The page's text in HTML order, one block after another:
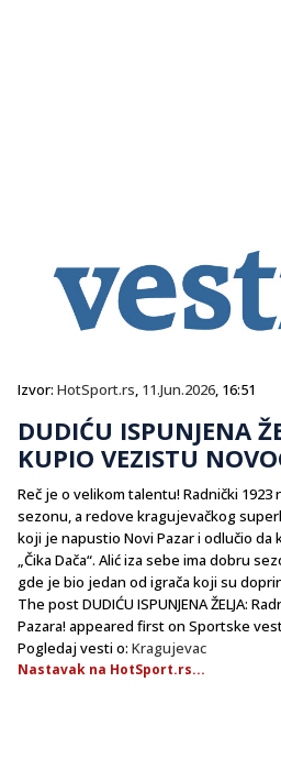
Izvor: HotSport.rs, 11.Jun.2026, 16:51
DUDIĆU ISPUNJENA
KUPIO VEZISTU
Reč je o velikom talentu! Radnički 1923
sezonu, a redove kragujevačkog
koji je napustio Novi Pazar i odlučio
„Čika Dača“. Alić iza sebe ima dobru
gde je bio jedan od igrača koji su
The post DUDIĆU ISPUNJENA ŽELJA:
Pazara! appeared first on Sportske
Pogledaj vesti o: Kragujevac
Nastavak na HotSport.rs...